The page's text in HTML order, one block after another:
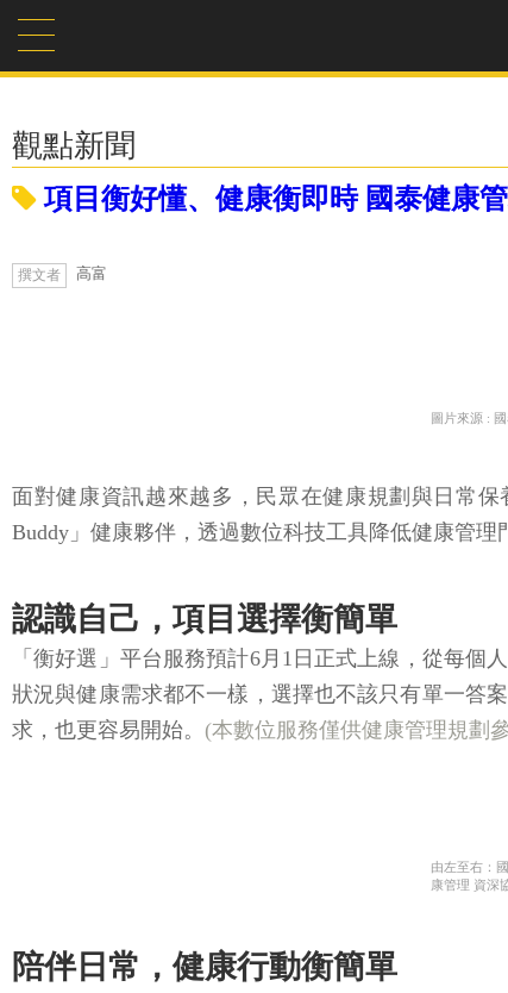
觀點新聞
項目衡好懂、健康衡即時 國泰健康
撰文者 高富
圖片來源 :
面對健康資訊越來越多，民眾在健康規劃與日常
Buddy」健康夥伴，透過數位科技工具降低健康管理
認識自己，項目選擇衡簡單
「衡好選」平台服務預計6月1日正式上線，從每
狀況與健康需求都不一樣，選擇也不該只有單一答
求，也更容易開始。 (本數位服務僅供健康管理規劃
由左至右：
康管理 資深
陪伴日常，健康行動衡簡單